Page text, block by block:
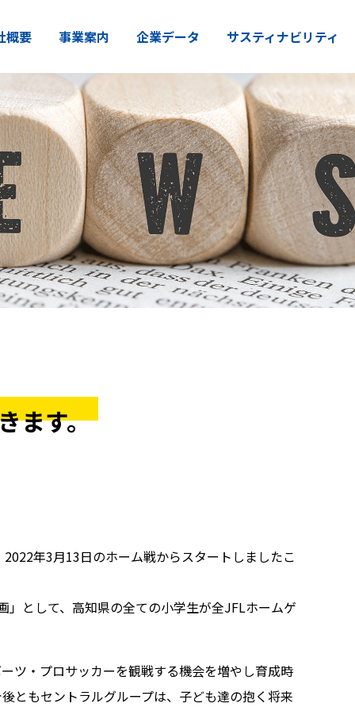
概要 事業案内 企業データ サスティナビリティ
ます。
年3月13日のホーム戦からスタートしましたこ
」として、高知県の全ての小学生が全JFLホームゲ
ツ・プロサッカーを観戦する機会を増やし育成時
ともセントラルグループは、子ども達の抱く将来